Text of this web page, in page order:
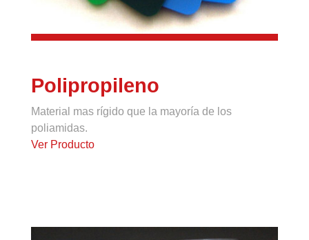
Polipropileno
Material mas rígido que la mayoría de los
poliamidas.
Ver Producto